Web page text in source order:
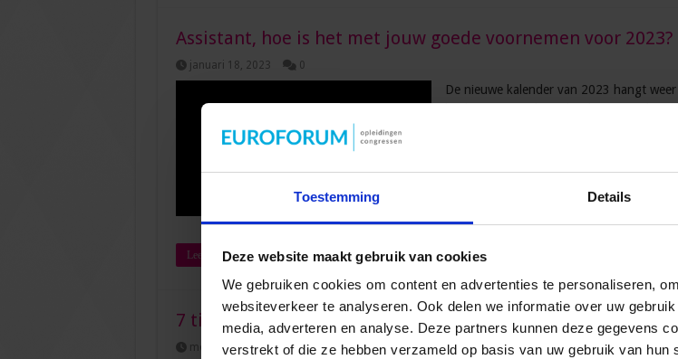
Toestemming Details
Deze website maakt gebruik van cookies
We gebruiken cookies om content en advertenties te personaliseren,
websiteverkeer te analyseren. Ook delen we informatie over uw
media, adverteren en analyse. Deze partners kunnen deze gegevens
verstrekt of die ze hebben verzameld op basis van uw gebruik van hun
Assistant, hoe is het met jouw goede voornemen voor 2023?
januari 18, 2023 0
De nieuwe kalender van 2023 hangt
slaagt erin om hun voornemens waar te
jij ook van plan om dit jaar iets …
Lees verder »
7 tips voor de toekomstgerichte assistant
mei 17, 2022 0